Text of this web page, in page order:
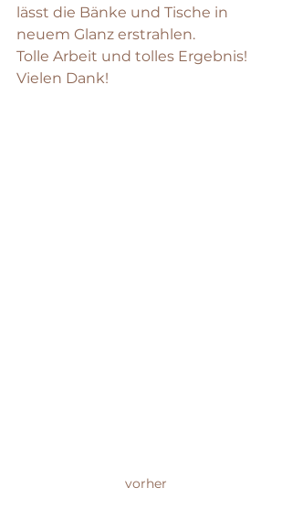
lässt die Bänke und Tische in
neuem Glanz erstrahlen.
Tolle Arbeit und tolles Ergebnis!
Vielen Dank!
vorher